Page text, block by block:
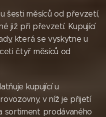
šesti měsíců od převzetí,
již při převzetí. Kupující
která se vyskytne u
čtyř měsíců od
kupující u
v níž je přijetí
sortiment prodávaného